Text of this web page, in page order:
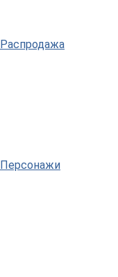
Распродажа
Персонажи